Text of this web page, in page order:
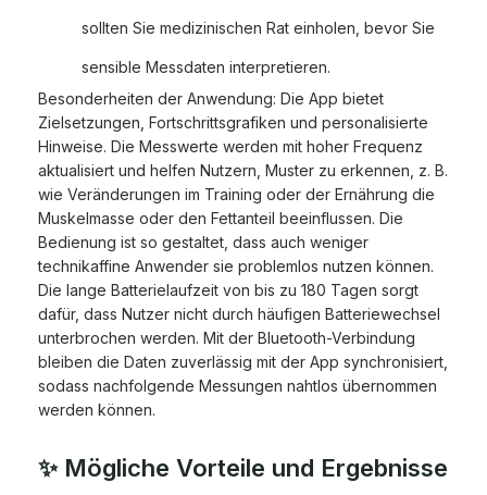
sollten Sie medizinischen Rat einholen, bevor Sie
sensible Messdaten interpretieren.
Besonderheiten der Anwendung: Die App bietet
Zielsetzungen, Fortschrittsgrafiken und personalisierte
Hinweise. Die Messwerte werden mit hoher Frequenz
aktualisiert und helfen Nutzern, Muster zu erkennen, z. B.
wie Veränderungen im Training oder der Ernährung die
Muskelmasse oder den Fettanteil beeinflussen. Die
Bedienung ist so gestaltet, dass auch weniger
technikaffine Anwender sie problemlos nutzen können.
Die lange Batterielaufzeit von bis zu 180 Tagen sorgt
dafür, dass Nutzer nicht durch häufigen Batteriewechsel
unterbrochen werden. Mit der Bluetooth-Verbindung
bleiben die Daten zuverlässig mit der App synchronisiert,
sodass nachfolgende Messungen nahtlos übernommen
werden können.
✨ Mögliche Vorteile und Ergebnisse